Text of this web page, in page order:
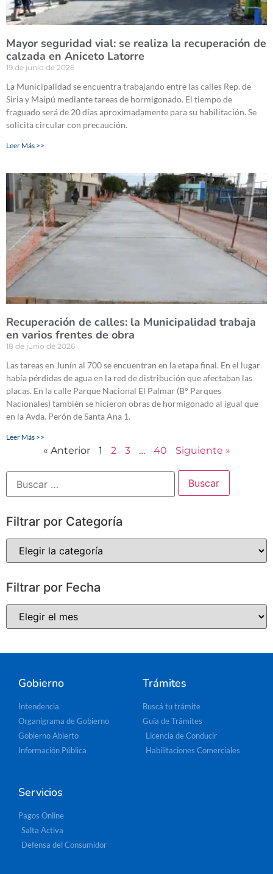
Mayor seguridad vial: se realiza la recuperación de
calzada en Aniceto Latorre
19 de junio de 2026
La Municipalidad se encuentra trabajando entre las calles Rep. de
Siria y Maipú mediante tareas de hormigonado. El tiempo de
fraguado será de 20 días aproximadamente para su habilitación. Se
solicita circular con precaución.
Leer Más >>
Recuperación de calles: la Municipalidad trabaja
en varios frentes de obra
18 de junio de 2026
Las tareas en Junín al 700 se encuentran en la etapa final. En el lugar
había pérdidas de agua en la red de distribución que afectaban las
placas. En la calle Parque Nacional El Palmar (B° Parques
Nacionales) también se hicieron obras de hormigonado al igual que
en la Avda. Perón de Santa Ana 1.
Leer Más >>
« Anterior 1 2 3 … 40 Siguiente »
Filtrar por Categoría
Filtrar por Fecha
Gobierno
Intendencia
Organigrama de Gobierno
Gobierno Abierto
Información Pública
Trámites
Buscá tu trámite
Guía de Trámites
Licencia de Conducir
Habilitaciones Comerciales
Servicios
Pagos Online
Salta Activa
Defensa del Consumidor